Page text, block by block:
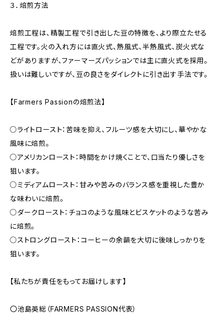
３．焙煎方法
焙煎工程は、精製工程で引き出した豆の特徴を、より際立たせる
工程です。火の入れ方には直火式、熱風式、半熱風式、炭火式な
どがありますが、ファーマーズパッションでは主に直火式を採用。
扱いは難しいですが、豆の良さをダイレクトに引き出す手法です。
【Farmers Passionの焙煎法】
○ライトロースト：苦味を抑え、フルーツ感を大切にし、華やかな
風味に焙煎。
○アメリカンロースト：時間をかけ焼くことで、口当たり優しさを
狙います。
○ミディアムロースト：甘みや苦みのバランス感を重視した豊か
な味わいに焙煎。
○ダークロースト：チョコのような風味とビスケットのような苦み
に焙煎。
○ストロングロースト：コーヒーの余韻を大切に後味しっかりを
狙います。
【私たちが責任をもってお届けします】
〇池島英総（FARMERS PASSION代表）